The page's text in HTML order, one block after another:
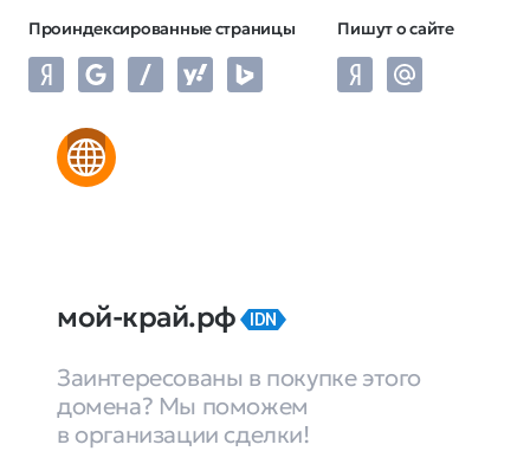
Проиндексированные страницы Пишут о сайте
мой-край.рф IDN
Заинтересованы в покупке этого
домена? Мы поможем
в организации сделки!